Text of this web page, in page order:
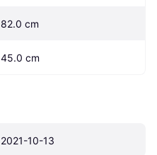
82.0 cm
45.0 cm
2021-10-13